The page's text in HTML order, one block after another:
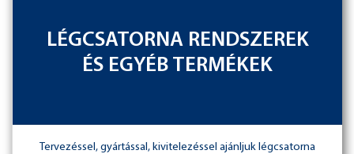
LÉGCSATORNA RENDSZEREK
ÉS EGYÉB TERMÉKEK
Tervezéssel, gyártással, kivitelezéssel ajánljuk légcsatorna